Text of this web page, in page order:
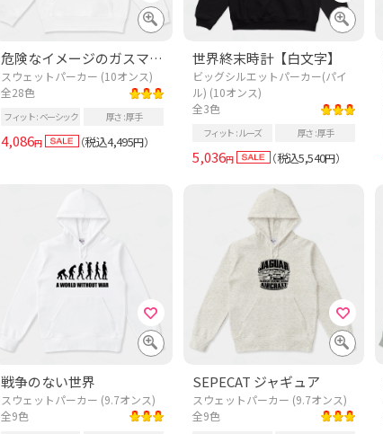
危険なイメージのガスマスク
スウェットパーカー (10オンス)
全28色
フィット ベーシック 厚さ 厚手
4,086円 （税込4,495円）
世界終末時計【白文字】
ビッグシルエットパーカー(パイ
ル) (10オンス)
全3色
フィット ルーズ 厚さ 厚手
5,036円 （税込5,540円）
戦争のない世界
スウェットパーカー (9.7オンス)
全9色
SEPECAT ジャギュア
スウェットパーカー (9.7オンス)
全9色